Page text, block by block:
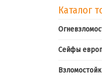
Каталог
Сейфы